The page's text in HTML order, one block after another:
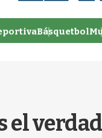
Básquetbol
el